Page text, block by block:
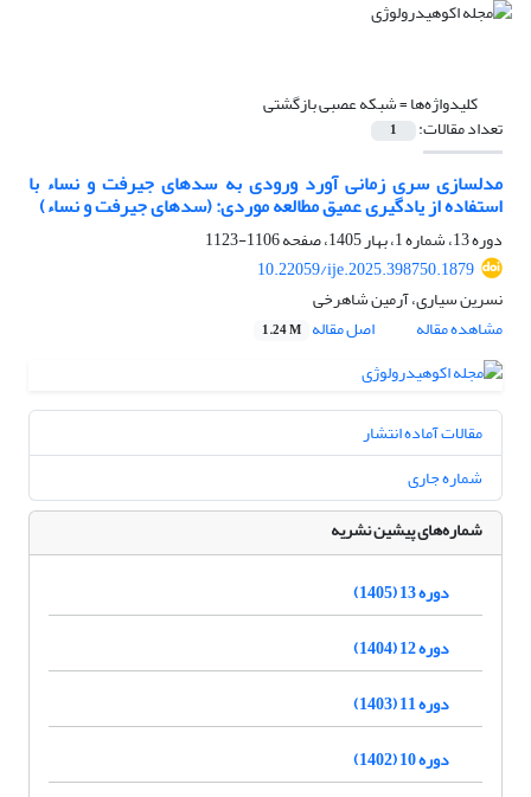
کلیدواژه‌ها =شبکه عصبی بازگشتی
تعداد مقالات: 1
مدل‏سازی سری ‏زمانی آورد ورودی به سدهای جیرفت و نساء با
استفاده از یادگیری عمیق مطالعه موردی: (سدهای جیرفت و نساء)
دوره 13، شماره 1، بهار 1405، صفحه
1106-1123
10.22059/ije.2025.398750.1879
نسرین سیاری، آرمین شاهرخی
مشاهده مقاله
اصل مقاله 1.24 M
مقالات آماده انتشار
شماره جاری
شماره‌های پیشین نشریه
دوره 13 (1405)
دوره 12 (1404)
دوره 11 (1403)
دوره 10 (1402)